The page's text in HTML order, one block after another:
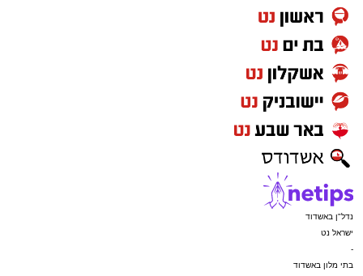
נדל"ן באשדוד
ישראל נט
-
בתי מלון באשדוד